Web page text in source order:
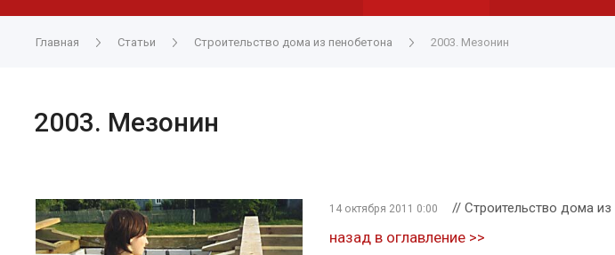
Главная Статьи Строительство дома из пенобетона 2003. Мезонин
2003. Мезонин
14 октября 2011 0:00 // Строительство дома из
назад в оглавление >>